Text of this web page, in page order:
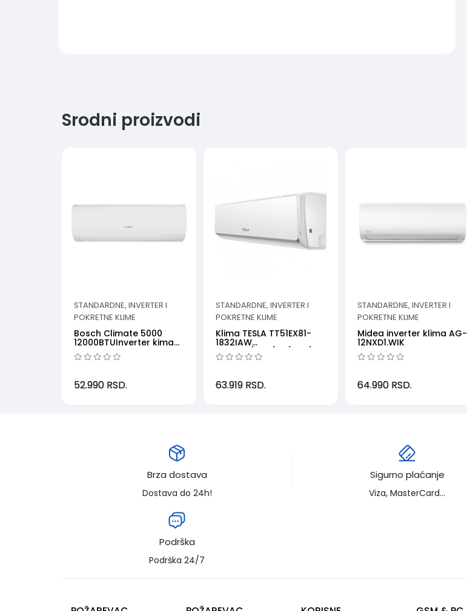
Srodni proizvodi
STANDARDNE, INVERTER I
POKRETNE KLIME
Bosch Climate 5000
12000BTUInverter kima
uređaj,radnirežim-
15+45,...
52.990 RSD.
STANDARDNE, INVERTER I
POKRETNE KLIME
Klima TESLA TT51EX81-
1832IAW
inverter/A++/A+/R32/18000BTU/wi-
fi/bela
63.919 RSD.
STANDARDNE, INVERTER I
POKRETNE KLIME
Midea inverter klima AG-
12NXD1.WIK
64.990 RSD.
Brza dostava
Dostava do 24h!
Sigurno plaćanje
Viza, MasterCard...
Podrška
Podrška 24/7